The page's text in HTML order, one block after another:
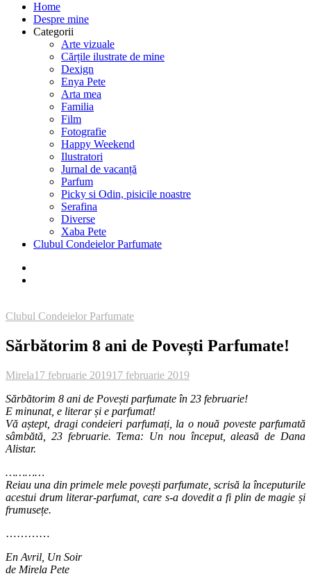
Home
Despre mine
Categorii
Arte vizuale
Cărțile ilustrate de mine
Dexign
Enya Pete
Arta mea
Familia
Film
Fotografie
Happy Weekend
Ilustratori
Jurnal de vacanță
Parfum
Picky si Odin, pisicile noastre
Serafina
Diverse
Xaba Pete
Clubul Condeielor Parfumate
Clubul Condeielor Parfumate
Sărbătorim 8 ani de Povești Parfumate!
Mirela17 februarie 201917 februarie 2019
Sărbătorim 8 ani de Povești parfumate în 23 februarie!
E minunat, e literar și e parfumat!
Vă aștept, dragi condeieri parfumați, la o nouă poveste parfumată
sâmbătă, 23 februarie. Tema: Un nou început, aleasă de Dana
Alistar.
…………
Reiau una din primele mele povești parfumate, scrisă la începuturile
acestui drum literar-parfumat, care s-a dovedit a fi plin de magie și
frumusețe.
…………
En Avril, Un Soir
de Mirela Pete